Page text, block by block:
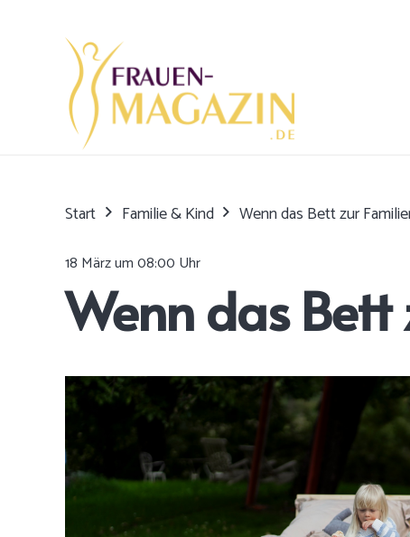
Start Familie & Kind Wenn das Bett zur
18 März um 08:00 Uhr
Wenn das Bett